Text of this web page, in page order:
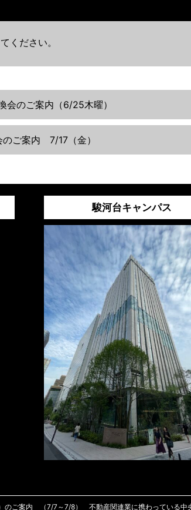
ください。
会のご案内（6/25木曜）
のご案内 7/17（金）
駿河台キャンパス
）のご案内 （7/7～7/8） 不動産関連業に携わっている中